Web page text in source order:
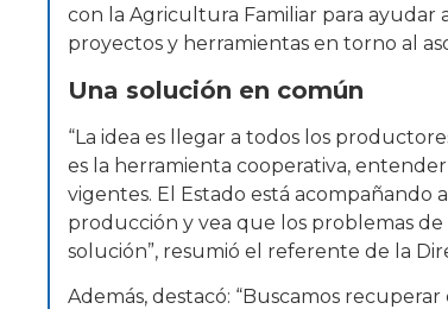
con la Agricultura Familiar para
proyectos y herramientas en torno al
Una solución en común
“La idea es llegar a todos los
es la herramienta cooperativa,
vigentes. El Estado está acompañando
producción y vea que los problemas
solución”, resumió el referente de la
Además, destacó: “Buscamos